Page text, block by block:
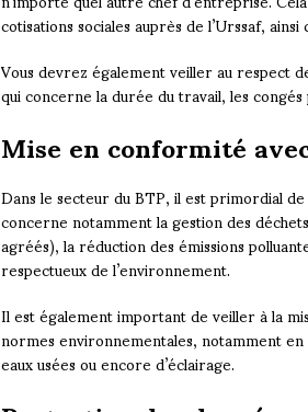
cotisations sociales auprès de l’Urssaf,
Vous devrez également veiller au respect
qui concerne la durée du travail, les
Mise en conformité
Dans le secteur du BTP, il est primordial
concerne notamment la gestion des
agréés), la réduction des émissions
respectueux de l’environnement.
Il est également important de veiller à la
normes environnementales, notamment
eaux usées ou encore d’éclairage.